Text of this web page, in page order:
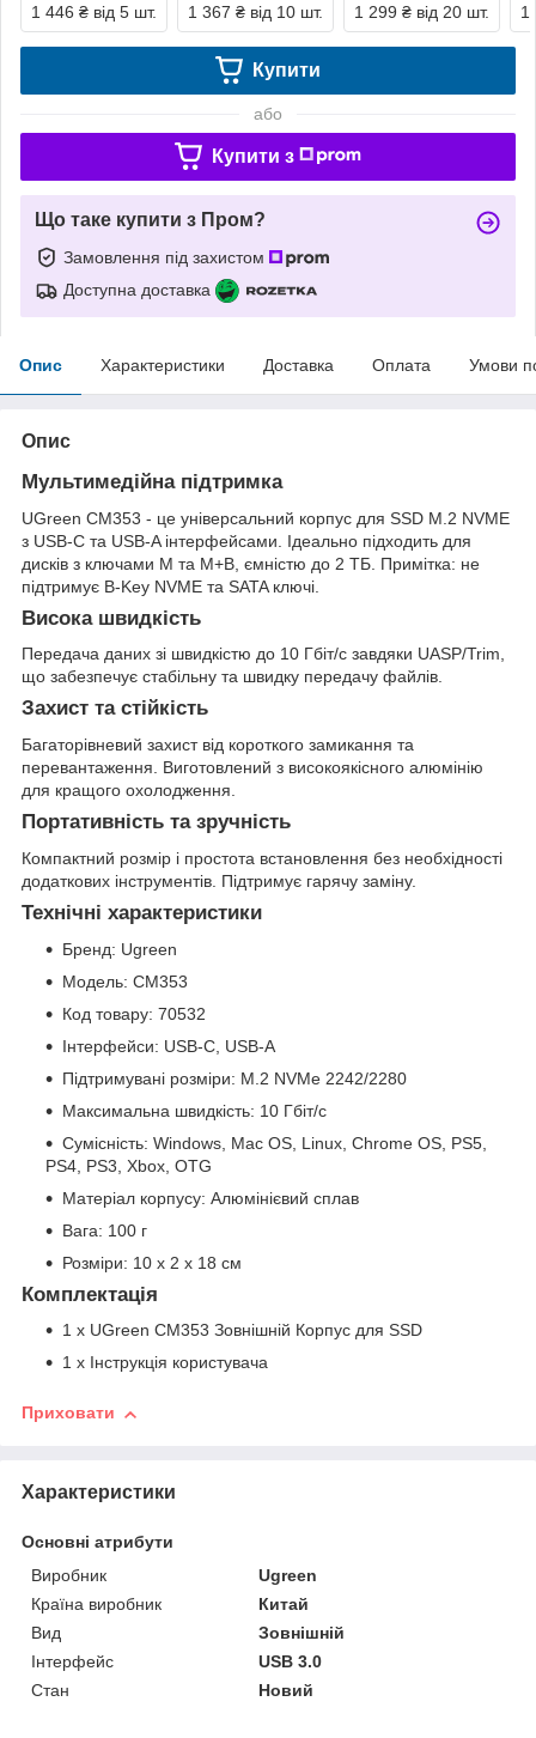
1 446 ₴ від 5 шт. 1 367 ₴ від 10 шт. 1 299 ₴ від 20 шт. 1
Купити
або
Купити з
Що таке купити з Пром?
Замовлення під захистом
Доступна доставка
Опис Характеристики Доставка Оплата Умови
Опис
Мультимедійна підтримка
UGreen CM353 - це універсальний корпус для SSD M.2 NVME
з USB-C та USB-A інтерфейсами. Ідеально підходить для
дисків з ключами M та M+B, ємністю до 2 ТБ. Примітка: не
підтримує B-Key NVME та SATA ключі.
Висока швидкість
Передача даних зі швидкістю до 10 Гбіт/с завдяки UASP/Trim,
що забезпечує стабільну та швидку передачу файлів.
Захист та стійкість
Багаторівневий захист від короткого замикання та
перевантаження. Виготовлений з високоякісного алюмінію
для кращого охолодження.
Портативність та зручність
Компактний розмір і простота встановлення без необхідності
додаткових інструментів. Підтримує гарячу заміну.
Технічні характеристики
Бренд: Ugreen
Модель: CM353
Код товару: 70532
Інтерфейси: USB-C, USB-A
Підтримувані розміри: M.2 NVMe 2242/2280
Максимальна швидкість: 10 Гбіт/с
Сумісність: Windows, Mac OS, Linux, Chrome OS, PS5,
PS4, PS3, Xbox, OTG
Матеріал корпусу: Алюмінієвий сплав
Вага: 100 г
Розміри: 10 x 2 x 18 см
Комплектація
1 x UGreen CM353 Зовнішній Корпус для SSD
1 x Інструкція користувача
Приховати
Характеристики
Основні атрибути
Виробник
Ugreen
Країна виробник
Китай
Вид
Зовнішній
Інтерфейс
USB 3.0
Стан
Новий